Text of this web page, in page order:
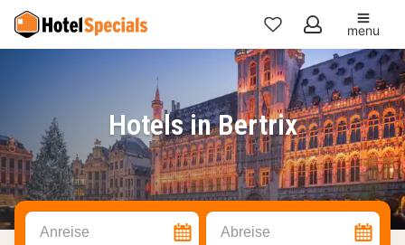
Meine
Favoriten
menu
Hotels in Bertrix
Anreise Abreise